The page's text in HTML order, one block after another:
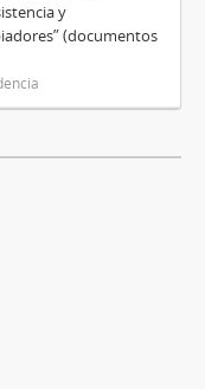
y
(documentos